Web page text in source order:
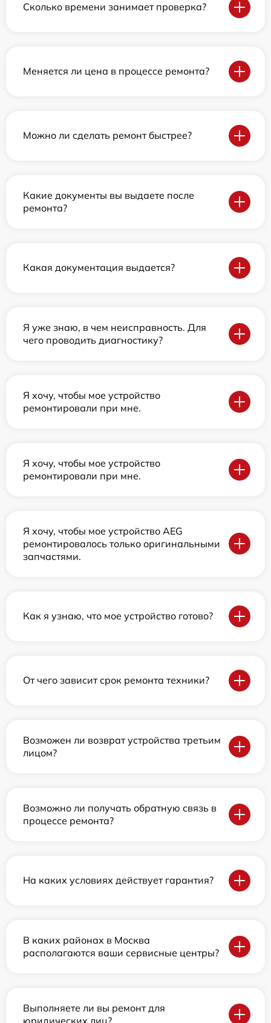
Сколько времени занимает проверка?
Меняется ли цена в процессе ремонта?
Можно ли сделать ремонт быстрее?
Какие документы вы выдаете после
ремонта?
Какая документация выдается?
Я уже знаю, в чем неисправность. Для
чего проводить диагностику?
Я хочу, чтобы мое устройство
ремонтировали при мне.
Я хочу, чтобы мое устройство
ремонтировали при мне.
Я хочу, чтобы мое устройство AEG
ремонтировалось только оригинальными
запчастями.
Как я узнаю, что мое устройство готово?
От чего зависит срок ремонта техники?
Возможен ли возврат устройства третьим
лицом?
Возможно ли получать обратную связь в
процессе ремонта?
На каких условиях действует гарантия?
В каких районах в Москва
располагаются ваши сервисные центры?
Выполняете ли вы ремонт для
юридических лиц?